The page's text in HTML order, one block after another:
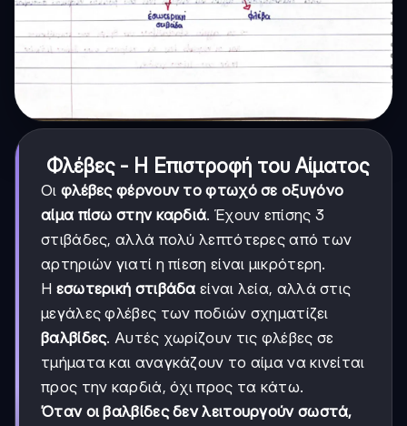
Φλέβες - Η Επιστροφή του Αίματος
Οι φλέβες φέρνουν το φτωχό σε οξυγόνο
αίμα πίσω στην καρδιά. Έχουν επίσης 3
στιβάδες, αλλά πολύ λεπτότερες από των
αρτηριών γιατί η πίεση είναι μικρότερη.
Η εσωτερική στιβάδα είναι λεία, αλλά στις
μεγάλες φλέβες των ποδιών σχηματίζει
βαλβίδες. Αυτές χωρίζουν τις φλέβες σε
τμήματα και αναγκάζουν το αίμα να κινείται
προς την καρδιά, όχι προς τα κάτω.
Όταν οι βαλβίδες δεν λειτουργούν σωστά,